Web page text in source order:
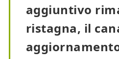
aggiuntivo
ristagna, il